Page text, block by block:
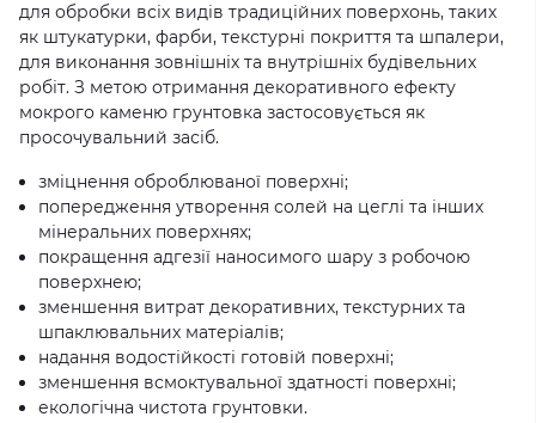
для обробки всіх видів традиційних поверхонь, таких
як штукатурки, фарби, текстурні покриття та шпалери,
для виконання зовнішніх та внутрішніх будівельних
робіт. З метою отримання декоративного ефекту
мокрого каменю грунтовка застосовується як
просочувальний засіб.
зміцнення оброблюваної поверхні;
попередження утворення солей на цеглі та інших
мінеральних поверхнях;
покращення адгезії наносимого шару з робочою
поверхнею;
зменшення витрат декоративних, текстурних та
шпаклювальних матеріалів;
надання водостійкості готовій поверхні;
зменшення всмоктувальної здатності поверхні;
екологічна чистота грунтовки.